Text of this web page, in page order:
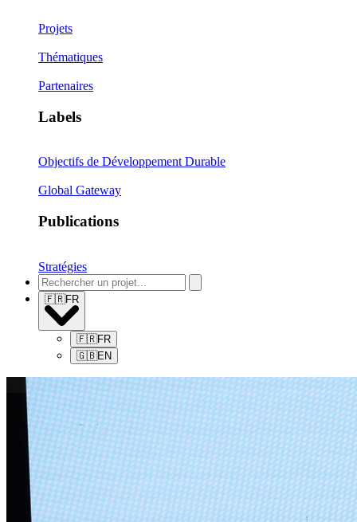
Projets
Thématiques
Partenaires
Labels
Objectifs de Développement Durable
Global Gateway
Publications
Stratégies
🇫🇷FR
🇫🇷FR
🇬🇧EN